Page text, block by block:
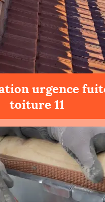
urgence
toiture 11